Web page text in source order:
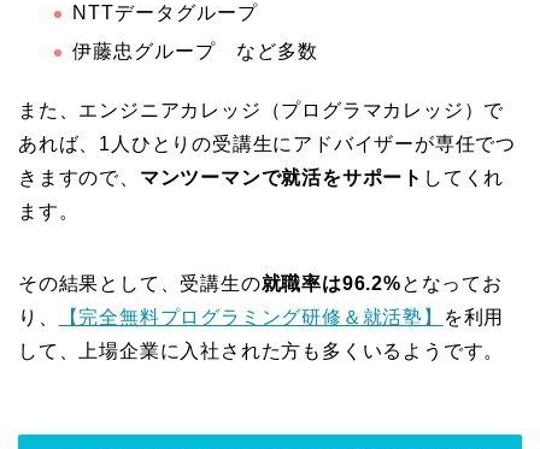
NTTデータグループ
伊藤忠グループ など多数
また、エンジニアカレッジ（プログラマカレッジ）で
あれば、1人ひとりの受講生にアドバイザーが専任でつ
きますので、 マンツーマンで就活をサポート してくれ
ます。
その結果として、受講生の就職率は96.2%となってお
り、
【完全無料プログラミング研修＆就活塾】
を利用
して、上場企業に入社された方も多くいるようです。